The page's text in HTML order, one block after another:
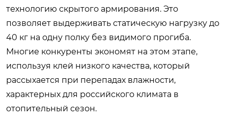
технологию скрытого армирования. Это
позволяет выдерживать статическую нагрузку до
40 кг на одну полку без видимого прогиба.
Многие конкуренты экономят на этом этапе,
используя клей низкого качества, который
рассыхается при перепадах влажности,
характерных для российского климата в
отопительный сезон.